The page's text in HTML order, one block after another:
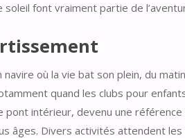
font vraiment partie de
où la vie bat son plein, du
quand les clubs pour
intérieur, devenu une référence
âges. Divers activités attendent les